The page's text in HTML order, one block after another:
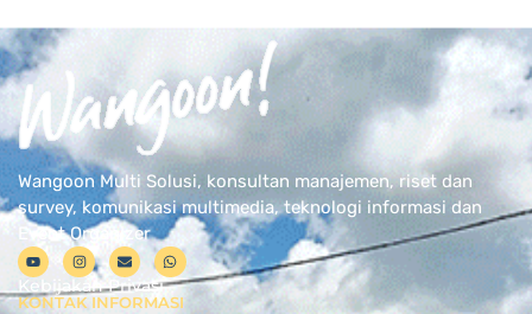
Wangoon Multi Solusi, konsultan manajemen, riset dan
survey, komunikasi multimedia, teknologi informasi dan
Event Organizer
Kebijakan Privasi
KONTAK INFORMASI